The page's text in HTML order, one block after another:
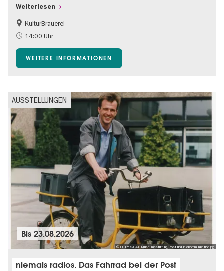
Weiterlesen
Barrierefrei
Going local Berlin
Open Air
KulturBrauerei
14:00 Uhr
WEITERE INFORMATIONEN
AUSSTELLUNGEN
© CC BY SA 4.0 Museumsstiftung Post und Telekommunikation.jpg
Bis23.08.2026
niemals radlos. Das Fahrrad bei der Post